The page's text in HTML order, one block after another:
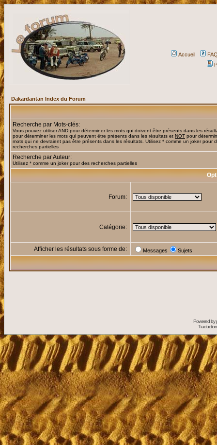
Accueil
Dakardantan Index du Forum
Recherche par Mots-clés:
Vous pouvez utiliserAND pour déterminer les mots qui doivent être présents dans les
pour déterminer les mots qui peuvent être présents dans les résultats et NOT pour
mots qui ne devraient pas être présents dans les résultats. Utilisez * comme un joker pour
recherches partielles
Recherche par Auteur:
Utilisez * comme un joker pour des recherches partielles
Forum:
Catégorie:
Afficher les résultats sous forme de: Messages Sujets
Powered by